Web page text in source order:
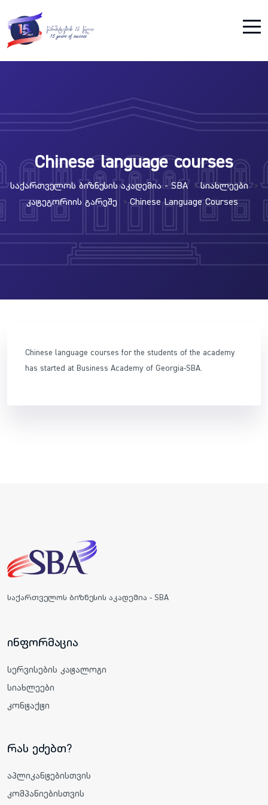
Chinese language courses
Საქართველოს Ბიზნესის Აკადემია - SBA >Სიახლეები >
Კატეგორიის Გარეშე >Chinese Language Courses
Chinese language courses for the students of the academy
has started at Business Academy of Georgia-SBA.
საქართველოს ბიზნესის აკადემია - SBA
ინფორმაცია
სერვისების კატალოგი
სიახლეები
კონტაქტი
რას ეძებთ?
აპლიკანტებისთვის
კომპანიებისთვის